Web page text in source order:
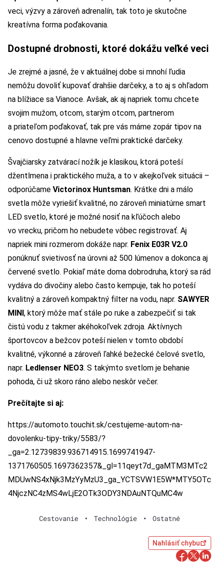
veci, výzvy a zároveň adrenalín, tak toto je skutočne
kreatívna forma poďakovania.
Dostupné drobnosti, ktoré dokážu veľké veci
Je zrejmé a jasné, že v aktuálnej dobe si mnohí ľudia
nemôžu dovoliť kupovať drahšie darčeky, a to aj s ohľadom
na blížiace sa Vianoce. Avšak, ak aj napriek tomu chcete
svojim mužom, otcom, starým otcom, partnerom
a priateľom poďakovať, tak pre vás máme zopár tipov na
cenovo dostupné a hlavne veľmi praktické darčeky.
Švajčiarsky zatvárací nožík je klasikou, ktorá poteší
džentlmena i praktického muža, a to v akejkoľvek situácii –
odporúčame Victorinox Huntsman. Krátke dni a málo
svetla môže vyriešiť kvalitné, no zároveň miniatúrne smart
LED svetlo, ktoré je možné nosiť na kľúčoch alebo
vo vrecku, pričom ho nebudete vôbec registrovať. Aj
napriek mini rozmerom dokáže napr. Fenix E03R V2.0
ponúknuť svietivosť na úrovni až 500 lúmenov a dokonca aj
červené svetlo. Pokiaľ máte doma dobrodruha, ktorý sa rád
vydáva do divočiny alebo často kempuje, tak ho poteší
kvalitný a zároveň kompaktný filter na vodu, napr. SAWYER
MINI, ktorý môže mať stále po ruke a zabezpečiť si tak
čistú vodu z takmer akéhokoľvek zdroja. Aktívnych
športovcov a bežcov poteší nielen v tomto období
kvalitné, výkonné a zároveň ľahké bežecké čelové svetlo,
napr. Ledlenser NEO3. S takýmto svetlom je behanie
pohoda, či už skoro ráno alebo neskôr večer.
Prečítajte si aj:
https://automoto.touchit.sk/cestujeme-autom-na-
dovolenku-tipy-triky/5583/?
_ga=2.12739839.936714915.1699741947-
1371760505.1697362357&_gl=11qeyt7d_gaMTM3MTc2
MDUwNS4xNjk3MzYyMzU3_ga_YCTSVW1E5W*MTY5OTc
4NjczNC4zMS4wLjE2OTk3ODY3NDAuNTQuMC4w
Cestovanie • Technológie • Ostatné
Nahlásiť chybu